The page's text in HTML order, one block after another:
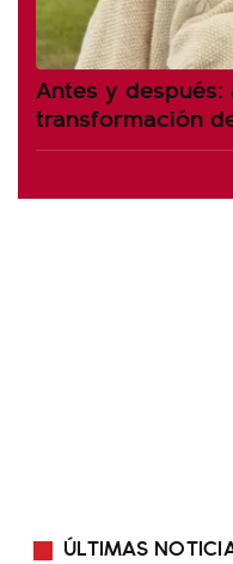
Antes y
transformación
ÚLTIMAS